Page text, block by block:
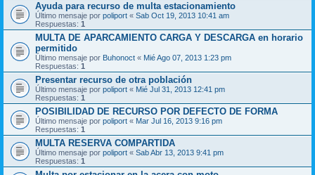
Ayuda para recurso de multa estacionamiento
Último mensaje por poliport « Sab Oct 19, 2013 10:41 am
Respuestas: 1
MULTA DE APARCAMIENTO CARGA Y DESCARGA en horario
permitido
Último mensaje por Buhonoct « Mié Ago 07, 2013 1:23 pm
Respuestas: 1
Presentar recurso de otra población
Último mensaje por poliport « Mié Jul 31, 2013 12:41 pm
Respuestas: 1
POSIBILIDAD DE RECURSO POR DEFECTO DE FORMA
Último mensaje por poliport « Mar Jul 16, 2013 9:16 pm
Respuestas: 1
MULTA RESERVA COMPARTIDA
Último mensaje por poliport « Sab Abr 13, 2013 9:41 pm
Respuestas: 1